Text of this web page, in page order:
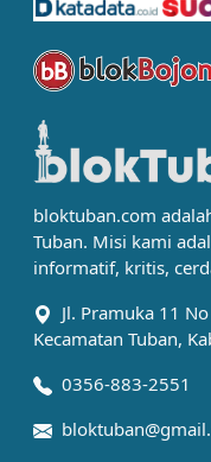
bloktuban.com
Tuban. Misi kami
informatif, kritis,
Jl. Pramuka 11
Kecamatan Tuban,
0356-883-2551